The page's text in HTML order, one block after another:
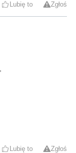
Lubię to Zgłoś
Lubię to Zgłoś